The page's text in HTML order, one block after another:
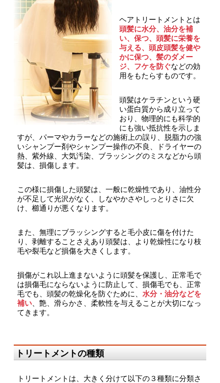
ヘアトリートメントとは
頭髪に水分、油分を補
い、保つ、頭髪に栄養を
与える、頭皮頭髪を健や
かに保つ、髪のダメー
ジ、フケを防ぐなどの効
用をもたらすものです。
頭髪はケラチンという硬
い蛋白質から成り立って
おり、物理的にも科学的
にも強い抵抗性を示しま
すが、パーマやカラーなどの施術上の誤り、脱脂力の強
いシャンプー剤やシャンプー操作の不良、ドライヤーの
熱、紫外線、大気汚染、ブラッシングのミスなどから頭
髪は、損傷します。
この様に損傷した頭髪は、一般に乾燥性であり、油性分
が不足して光沢がなく、しなやかさやしっとりさに欠
け、櫛通りが悪くなります。
また、無理にブラッシングすると毛小皮に傷を付けた
り、剥離することさえあり頭髪は、より乾燥性になり枝
毛や裂毛など損傷を大きくします。
損傷がこれ以上進まないように頭髪を保護し、正常毛で
は損傷毛にならないように防止して、損傷毛でも、正常
毛でも、頭髪の乾燥化を防ぐために、 水分・油分などを
補い 、艶、滑らかさ、柔軟性を与えることが大切になっ
てきます。
トリートメントの種類
トリートメントは、大きく分けて以下の３種類に分類さ